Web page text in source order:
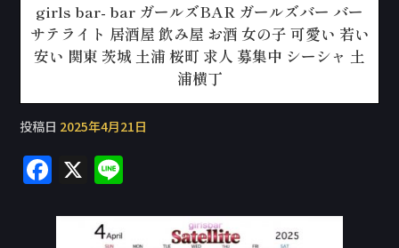
girls bar- bar ガールズBAR ガールズバー バー
サテライト 居酒屋 飲み屋 お酒 女の子 可愛い 若い
安い 関東 茨城 土浦 桜町 求人 募集中 シーシャ 土
浦横丁
投稿日 2025年4月21日
F
c
X
e